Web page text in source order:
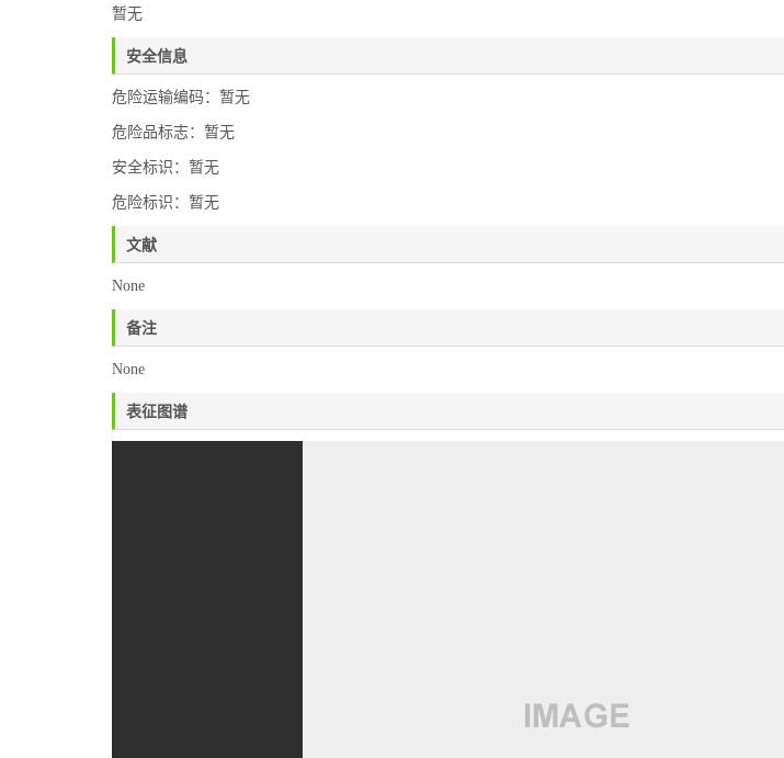
暂无
安全信息
危险运输编码：暂无
危险品标志：暂无
安全标识：暂无
危险标识：暂无
文献
None
备注
None
表征图谱